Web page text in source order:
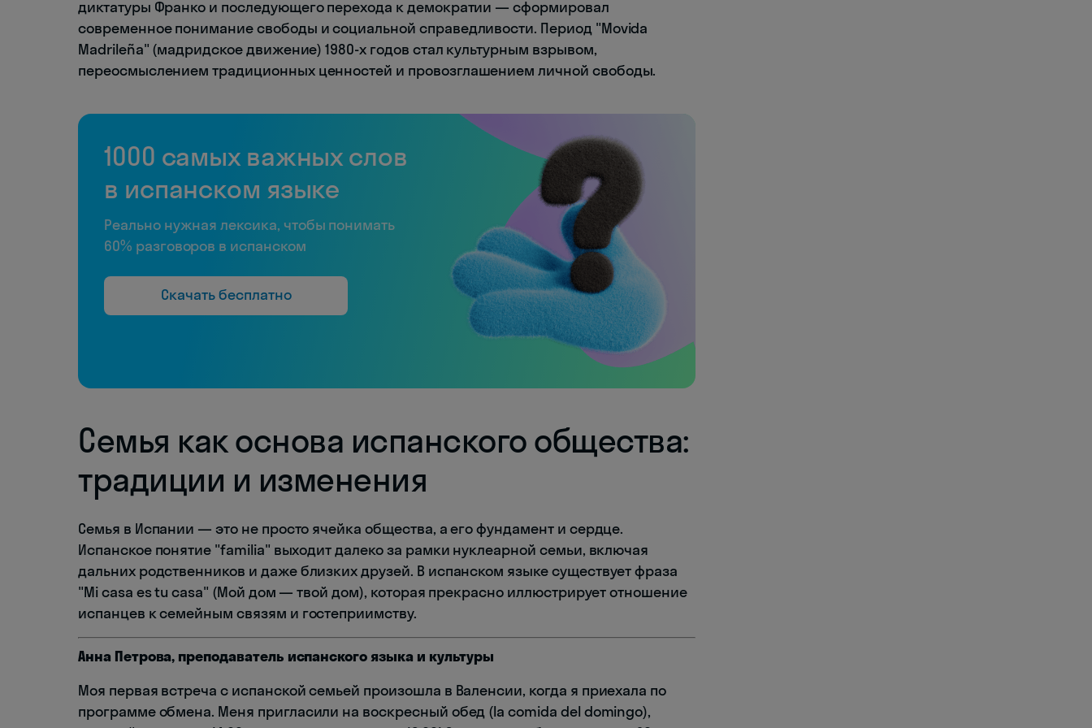
диктатуры Франко и последующего перехода к демократии — сформировал
современное понимание свободы и социальной справедливости. Период "Movida
Madrileña" (мадридское движение) 1980-х годов стал культурным взрывом,
переосмыслением традиционных ценностей и провозглашением личной свободы.
1000 самых важных слов
в испанском языке
Реально нужная лексика, чтобы понимать
60% разговоров в испанском
Скачать бесплатно
Семья как основа испанского общества:
традиции и изменения
Семья в Испании — это не просто ячейка общества, а его фундамент и сердце.
Испанское понятие "familia" выходит далеко за рамки нуклеарной семьи, включая
дальних родственников и даже близких друзей. В испанском языке существует фраза
"Mi casa es tu casa" (Мой дом — твой дом), которая прекрасно иллюстрирует отношение
испанцев к семейным связям и гостеприимству.
Анна Петрова, преподаватель испанского языка и культуры
Моя первая встреча с испанской семьей произошла в Валенсии, когда я приехала по
программе обмена. Меня пригласили на воскресный обед (la comida del domingo),